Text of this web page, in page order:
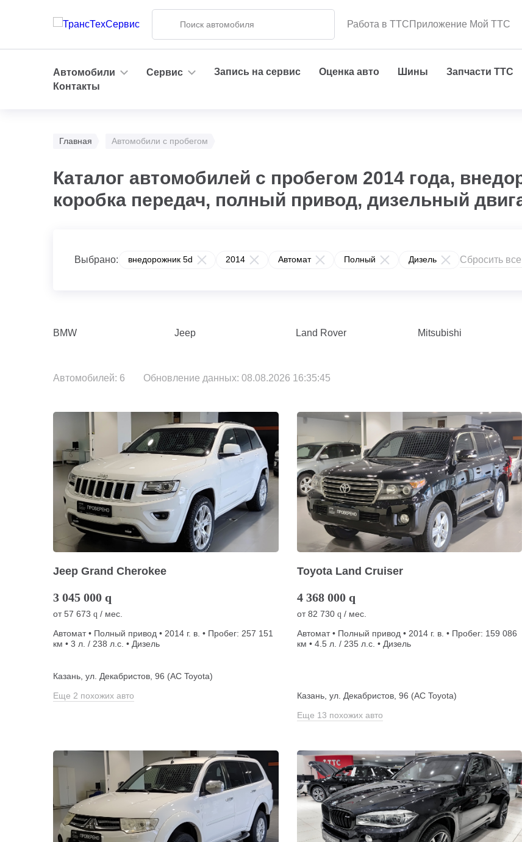
Работа в ТТСПриложение Мой ТТС
Автомобили Сервис Запись на сервис Оценка авто Шины Запчасти ТТС
Контакты
Главная Автомобили с пробегом
Каталог автомобилей с пробегом 2014 года,
коробка передач, полный привод, дизельный
Выбрано: внедорожник 5d 2014 Автомат Полный Дизель Сбросить
BMW Jeep Land Rover Mitsubishi
Автомобилей: 6 Обновление данных: 08.08.2026 16:35:45
Jeep Grand Cherokee
3 045 000 q
от57 673 q / мес.
Автомат • Полный привод • 2014 г. в. • Пробег: 257 151
км • 3 л. / 238 л.с. • Дизель
Казань, ул. Декабристов, 96 (АС Toyota)
Еще 2 похожих авто
Toyota Land Cruiser
4 368 000 q
от82 730 q / мес.
Автомат • Полный привод • 2014 г. в. • Пробег: 159 086
км • 4.5 л. / 235 л.с. • Дизель
Казань, ул. Декабристов, 96 (АС Toyota)
Еще 13 похожих авто